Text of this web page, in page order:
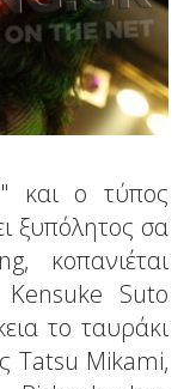
και ο τύπος
ξυπόλητος σα
κοπανιέται
Suto
το ταυράκι
Tatsu Mikami,